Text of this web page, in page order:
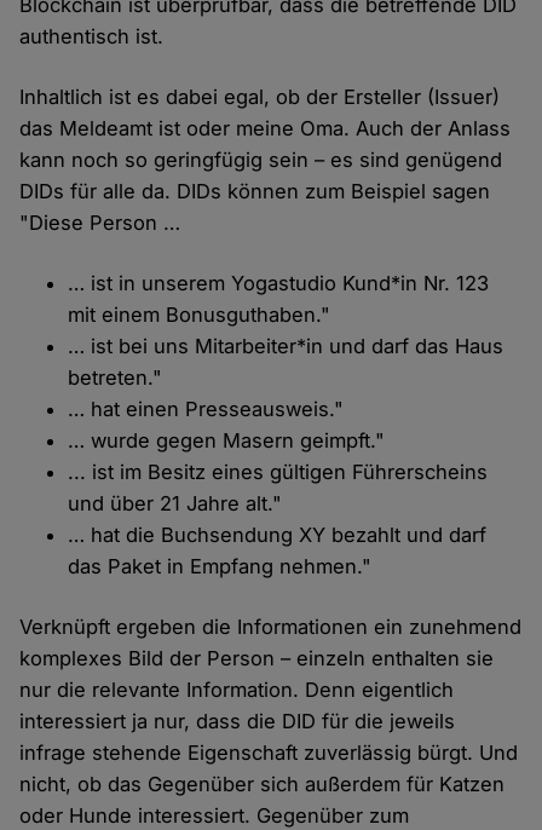
Blockchain ist überprüfbar, dass die betreffende DID
authentisch ist.
Inhaltlich ist es dabei egal, ob der Ersteller (Issuer)
das Meldeamt ist oder meine Oma. Auch der Anlass
kann noch so geringfügig sein – es sind genügend
DIDs für alle da. DIDs können zum Beispiel sagen
"Diese Person …
… ist in unserem Yogastudio Kund*in Nr. 123
mit einem Bonusguthaben."
… ist bei uns Mitarbeiter*in und darf das Haus
betreten."
… hat einen Presseausweis."
… wurde gegen Masern geimpft."
... ist im Besitz eines gültigen Führerscheins
und über 21 Jahre alt."
… hat die Buchsendung XY bezahlt und darf
das Paket in Empfang nehmen."
Verknüpft ergeben die Informationen ein zunehmend
komplexes Bild der Person – einzeln enthalten sie
nur die relevante Information. Denn eigentlich
interessiert ja nur, dass die DID für die jeweils
infrage stehende Eigenschaft zuverlässig bürgt. Und
nicht, ob das Gegenüber sich außerdem für Katzen
oder Hunde interessiert. Gegenüber zum